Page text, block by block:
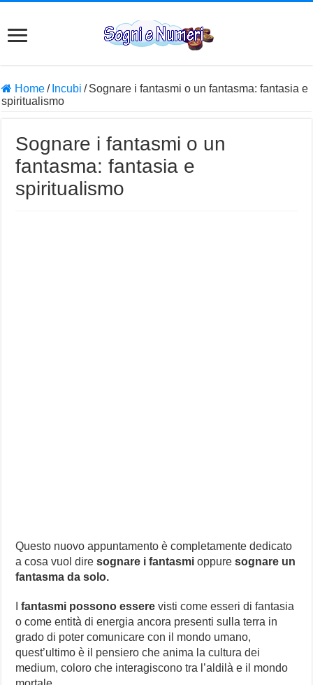
Home/ Incubi / Sognare i fantasmi o un fantasma: fantasia e
spiritualismo
Sognare i fantasmi o un
fantasma: fantasia e
spiritualismo
Questo nuovo appuntamento è completamente dedicato
a cosa vuol diresognare i fantasmi oppuresognare un
fantasma da solo.
Ifantasmi possono essere visti come esseri di fantasia
o come entità di energia ancora presenti sulla terra in
grado di poter comunicare con il mondo umano,
quest’ultimo è il pensiero che anima la cultura dei
medium, coloro che interagiscono tra l’aldilà e il mondo